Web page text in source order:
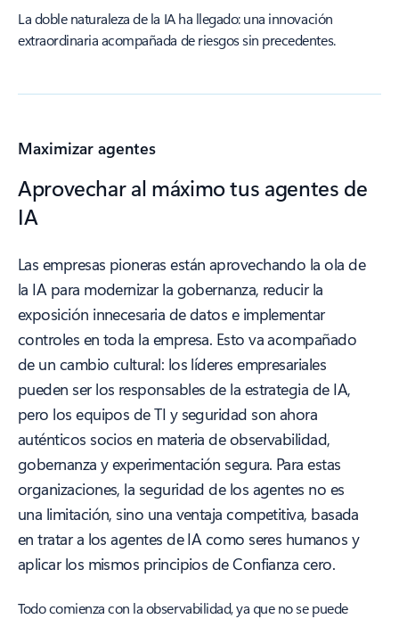
La doble naturaleza de la IA ha llegado: una innovación
extraordinaria acompañada de riesgos sin precedentes.
Maximizar agentes
Aprovechar al máximo tus agentes de
IA
Las empresas pioneras están aprovechando la ola de
la IA para modernizar la gobernanza, reducir la
exposición innecesaria de datos e implementar
controles en toda la empresa. Esto va acompañado
de un cambio cultural: los líderes empresariales
pueden ser los responsables de la estrategia de IA,
pero los equipos de TI y seguridad son ahora
auténticos socios en materia de observabilidad,
gobernanza y experimentación segura. Para estas
organizaciones, la seguridad de los agentes no es
una limitación, sino una ventaja competitiva, basada
en tratar a los agentes de IA como seres humanos y
aplicar los mismos principios de Confianza cero.
Todo comienza con la observabilidad, ya que no se puede